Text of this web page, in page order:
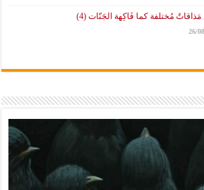
مُختلفة كما فَاكِهة الجَنّات (4)
26/